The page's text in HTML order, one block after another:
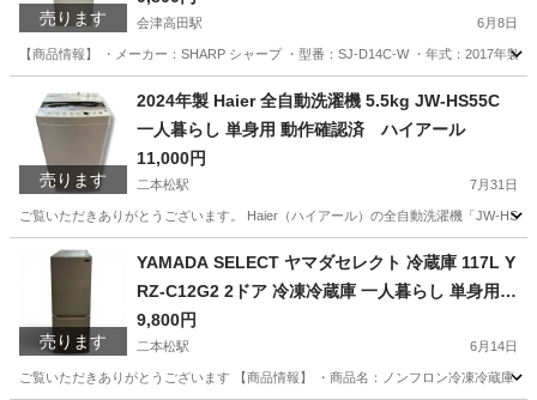
売ります 会津高田駅 6月8日
【商品情報】 ・メーカー：SHARP シャープ ・型番：SJ-D14C-W ・年式：2017年
福島 大沼郡 会津高田駅 キッチン家電 リユース
売ります
2024年製 Haier 全自動洗濯機 5.5kg JW-HS55C
一人暮らし 単身用 動作確認済 ハイアール
11,000円
二本松駅 7月31日
ご覧いただきありがとうございます。 Haier（ハイアール）の全自動洗濯機「JW-
福島 二本松市 生活家電 ハイアール
売ります
YAMADA SELECT ヤマダセレクト 冷蔵庫 117L Y
RZ-C12G2 2ドア 冷凍冷蔵庫 一人暮らし 単身用
小型冷蔵庫 2020年製
9,800円
二本松駅 6月14日
ご覧いただきありがとうございます 【商品情報】 ・商品名：ノンフロン冷凍冷蔵庫